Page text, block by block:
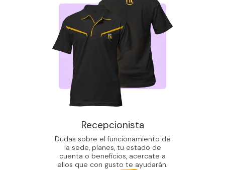
Recepcionista
Dudas sobre el funcionamiento de
la sede, planes, tu estado de
cuenta o beneficios, acercate a
ellos que con gusto te ayudarán.